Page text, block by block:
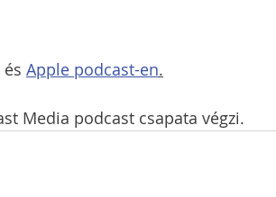
és Apple podcast-en.
Media podcast csapata végzi.